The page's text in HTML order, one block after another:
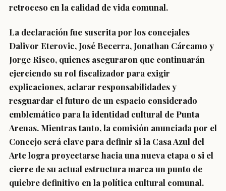
retroceso en la calidad de vida comunal.
La declaración fue suscrita por los concejales
Dalivor Eterovic, José Becerra, Jonathan Cárcamo y
Jorge Risco, quienes aseguraron que continuarán
ejerciendo su rol fiscalizador para exigir
explicaciones, aclarar responsabilidades y
resguardar el futuro de un espacio considerado
emblemático para la identidad cultural de Punta
Arenas. Mientras tanto, la comisión anunciada por el
Concejo será clave para definir si la Casa Azul del
Arte logra proyectarse hacia una nueva etapa o si el
cierre de su actual estructura marca un punto de
quiebre definitivo en la política cultural comunal.